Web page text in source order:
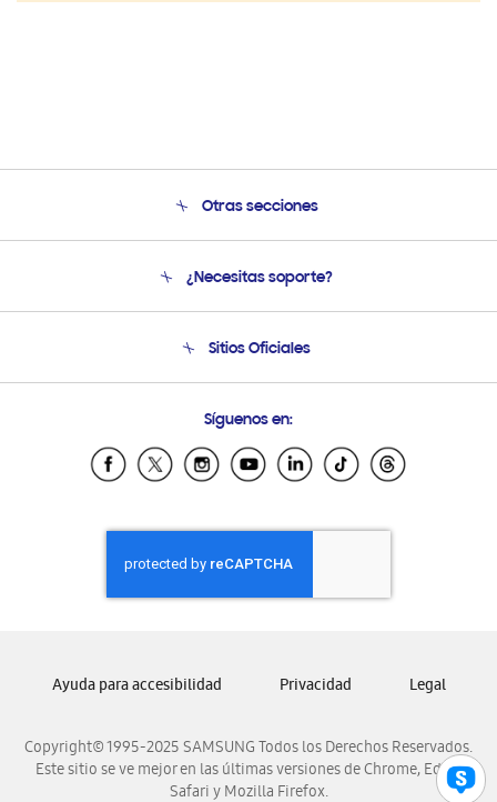
Otras secciones
Soporte
Condiciones de Compra
¿Necesitas soporte?
Soporte vía eMail
Sitios Oficiales
Samsung Ecuador
Samsung El Salvador
Samsung Honduras
Samsung Nicaragua
Samsung Panamá
Samsung Venezuela
Síguenos en:
Copyright© 1995-2025 SAMSUNG Todos los Derechos Reservados.
Este sitio se ve mejor en las últimas versiones de Chrome, Edge,
Safari y Mozilla Firefox.
Ayuda para accesibilidad Privacidad Legal